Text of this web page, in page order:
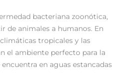
bacteriana zoonótica,
de animales a humanos. En
tropicales y las
el ambiente perfecto para la
en aguas estancadas